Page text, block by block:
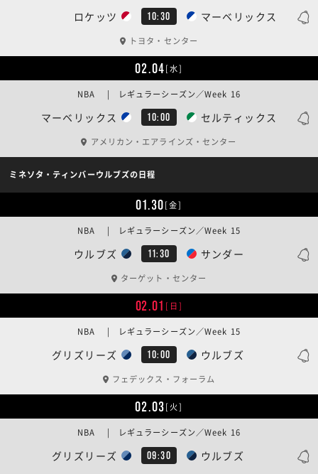
ロケッツ 10:30 マーベリックス
トヨタ・センター
02.04[水]
マーベリックス 10:00 セルティックス
NBA | レギュラーシーズン／Week 16
アメリカン・エアラインズ・センター
ミネソタ・ティンバーウルブズの日程
01.30[金]
ウルブズ 11:30 サンダー
NBA | レギュラーシーズン／Week 15
ターゲット・センター
02.01 [日]
グリズリーズ 10:00 ウルブズ
NBA | レギュラーシーズン／Week 15
フェデックス・フォーラム
02.03[火]
グリズリーズ 09:30 ウルブズ
NBA | レギュラーシーズン／Week 16